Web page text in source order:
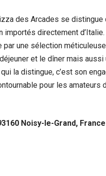
des Arcades se
directement
une sélection
et le dîner mais
la distingue, c’est son
pour les amateurs
Noisy-le-Grand, France